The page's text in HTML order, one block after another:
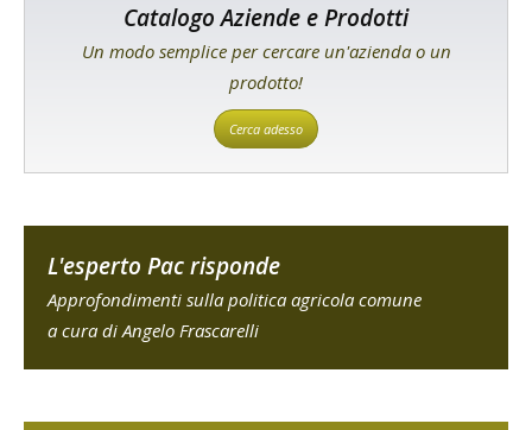
Catalogo Aziende e Prodotti
Un modo semplice per cercare un'azienda o un
prodotto!
Cerca adesso
L'esperto Pac risponde
Approfondimenti sulla politica agricola comune
a cura di Angelo Frascarelli